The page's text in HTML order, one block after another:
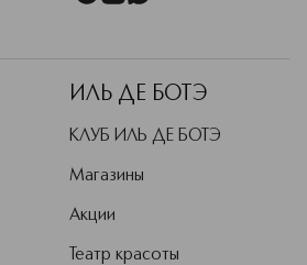
ИЛЬ ДЕ БОТЭ
КЛУБ ИЛЬ ДЕ БОТЭ
Магазины
Акции
Театр красоты